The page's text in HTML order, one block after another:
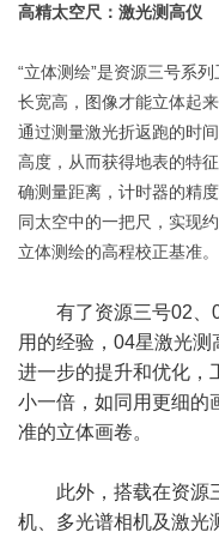
高精太空尺：激光测高仪
“立体测绘”是资源三号系
长宽高，图像才能立体起
通过测量激光折返跑的时
高度，从而获得地表的特
确测量距离，计时器的精
同太空中的一把尺，实现
立体测绘的高程校正基准。
有了资源三号02、
用的经验，04星激光
进一步的提升和优化，
小一倍，如同用更细的
准的立体画卷。
此外，搭载在资源
机、多光谱相机及激光